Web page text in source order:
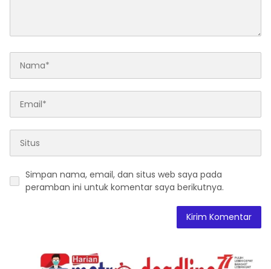
Simpan nama, email, dan situs web saya pada
peramban ini untuk komentar saya berikutnya.